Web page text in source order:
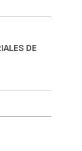
DE